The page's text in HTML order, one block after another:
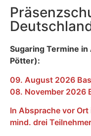
Sugaring Termine
Pötter):
09. August 2026
08. November 2026
In Absprache vor Ort
mind. drei